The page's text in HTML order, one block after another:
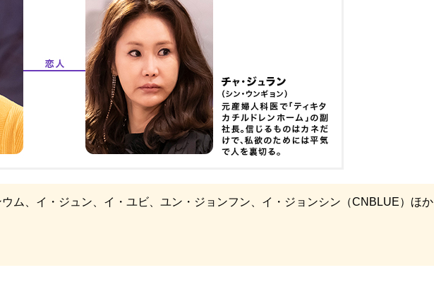
、イ・ジュン、イ・ユビ、ユン・ジョンフン、イ・ジョンシン（CNBLUE）ほか